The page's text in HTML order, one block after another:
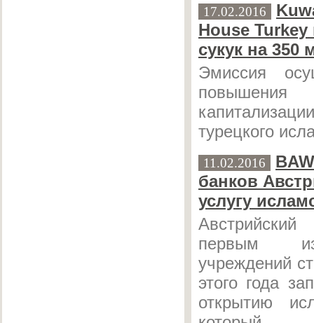
17.02.2016
House
сукук на 350
Эмиссия
повышения
турецкого
11.02.2016
банков
услугу
первым
учреждений
этого года
открытию